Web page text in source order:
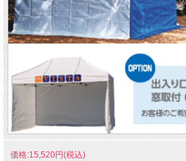
価格:15,520円(税込)